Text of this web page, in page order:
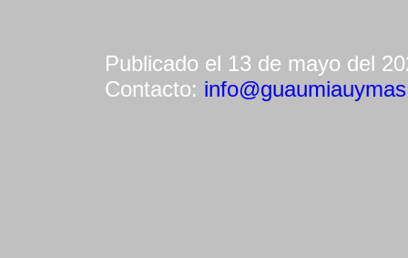
Publicado el 13 de mayo del
Contacto: